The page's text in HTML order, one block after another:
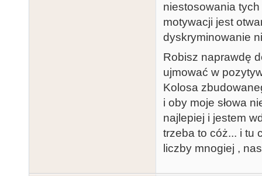
niestosowania
motywacji jest
dyskryminowanie
Robisz naprawdę
ujmować w
Kolosa
i oby moje słowa
najlepiej i jestem
trzeba to cóż... i tu
liczby mnogiej ,